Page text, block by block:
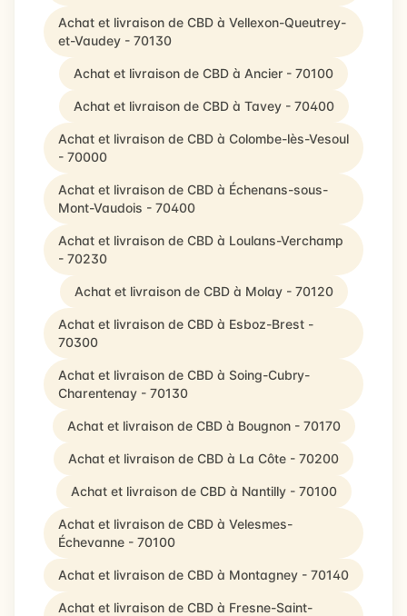
Achat et livraison de CBD à Vellexon-Queutrey-
et-Vaudey - 70130
Achat et livraison de CBD à Ancier - 70100
Achat et livraison de CBD à Tavey - 70400
Achat et livraison de CBD à Colombe-lès-Vesoul
- 70000
Achat et livraison de CBD à Échenans-sous-
Mont-Vaudois - 70400
Achat et livraison de CBD à Loulans-Verchamp
- 70230
Achat et livraison de CBD à Molay - 70120
Achat et livraison de CBD à Esboz-Brest -
70300
Achat et livraison de CBD à Soing-Cubry-
Charentenay - 70130
Achat et livraison de CBD à Bougnon - 70170
Achat et livraison de CBD à La Côte - 70200
Achat et livraison de CBD à Nantilly - 70100
Achat et livraison de CBD à Velesmes-
Échevanne - 70100
Achat et livraison de CBD à Montagney - 70140
Achat et livraison de CBD à Fresne-Saint-